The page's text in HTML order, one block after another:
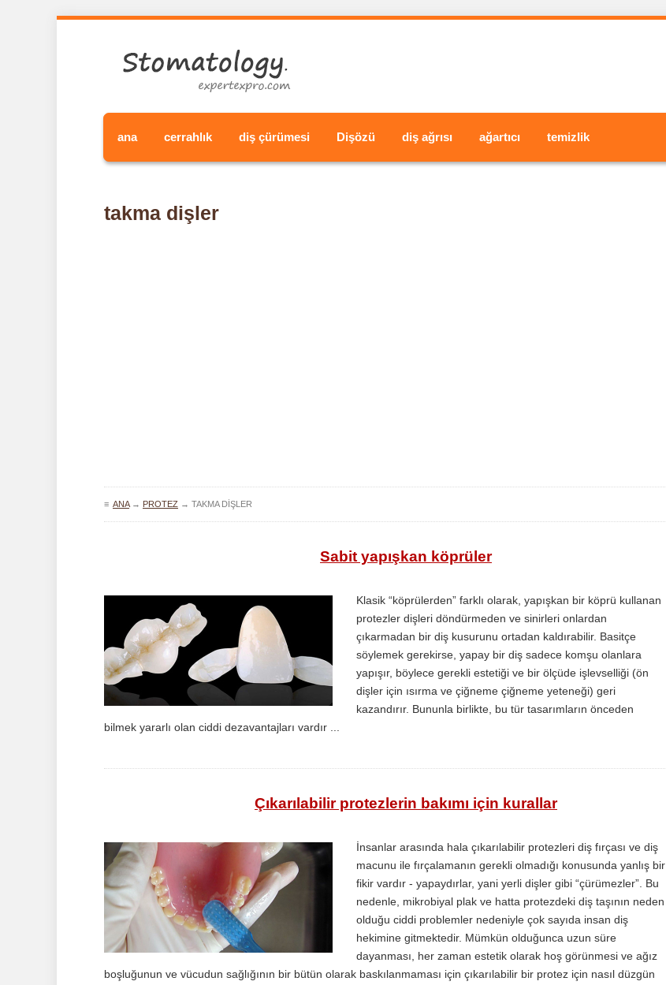
ana cerrahlık diş çürümesi Dişözü diş ağrısı ağartıcı temizlik
takma dişler
≡ ANA→ PROTEZ → TAKMA DIŞLER
Sabit yapışkan köprüler
Klasik “köprülerden” farklı olarak, yapışkan bir köprü kullanan
protezler dişleri döndürmeden ve sinirleri onlardan
çıkarmadan bir diş kusurunu ortadan kaldırabilir. Basitçe
söylemek gerekirse, yapay bir diş sadece komşu olanlara
yapışır, böylece gerekli estetiği ve bir ölçüde işlevselliği (ön
dişler için ısırma ve çiğneme çiğneme yeteneği) geri
kazandırır. Bununla birlikte, bu tür tasarımların önceden
bilmek yararlı olan ciddi dezavantajları vardır ...
Çıkarılabilir protezlerin bakımı için kurallar
İnsanlar arasında hala çıkarılabilir protezleri diş fırçası ve diş
macunu ile fırçalamanın gerekli olmadığı konusunda yanlış bir
fikir vardır - yapaydırlar, yani yerli dişler gibi “çürümezler”. Bu
nedenle, mikrobiyal plak ve hatta protezdeki diş taşının neden
olduğu ciddi problemler nedeniyle çok sayıda insan diş
hekimine gitmektedir. Mümkün olduğunca uzun süre
dayanması, her zaman estetik olarak hoş görünmesi ve ağız
boşluğunun ve vücudun sağlığının bir bütün olarak baskılanmaması için çıkarılabilir bir protez için nasıl düzgün